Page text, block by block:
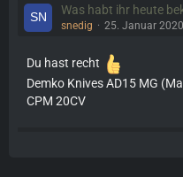
Was habt ihr heute
snedig 25. Januar 2020
Du hast recht
Demko Knives AD15 MG
CPM 20CV